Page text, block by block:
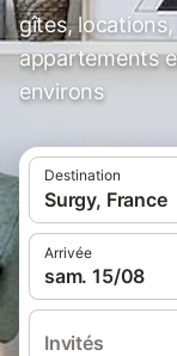
gîtes,
appartements
environs
Destination
Surgy, France
Arrivée
sam. 15/08
Invités